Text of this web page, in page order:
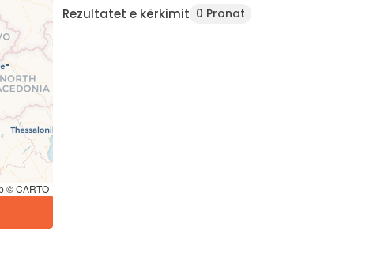
© CARTO
Rezultatet e kërkimit 0 Pronat